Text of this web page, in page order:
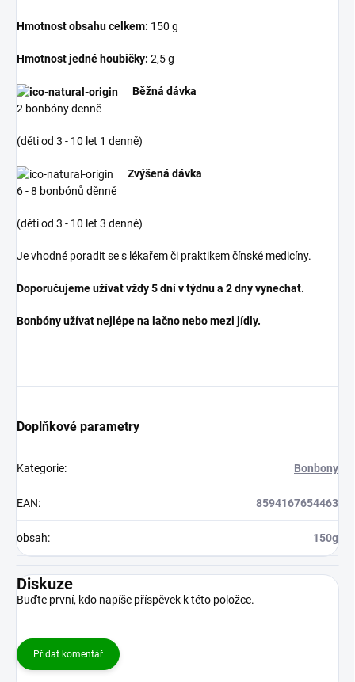
Hmotnost obsahu celkem: 150 g
Hmotnost jedné houbičky: 2,5 g
Běžná dávka
2 bonbóny denně
(děti od 3 - 10 let 1 denně)
Zvýšená dávka
6 - 8 bonbónů děnně
(děti od 3 - 10 let 3 denně)
Je vhodné poradit se s lékařem či praktikem čínské medicíny.
Doporučujeme užívat vždy 5 dní v týdnu a 2 dny vynechat.
Bonbóny užívat nejlépe na lačno nebo mezi jídly.
Doplňkové parametry
Kategorie: Bonbony
EAN: 8594167654463
obsah: 150g
Diskuze
Buďte první, kdo napíše příspěvek k této položce.
Přidat komentář